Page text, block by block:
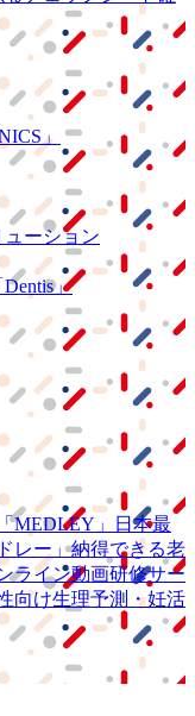
」
ーション
Dentis」
「MEDLEY」
日本最
レー」納得できる老
ライン動画研修サー
向け生理予測・妊活